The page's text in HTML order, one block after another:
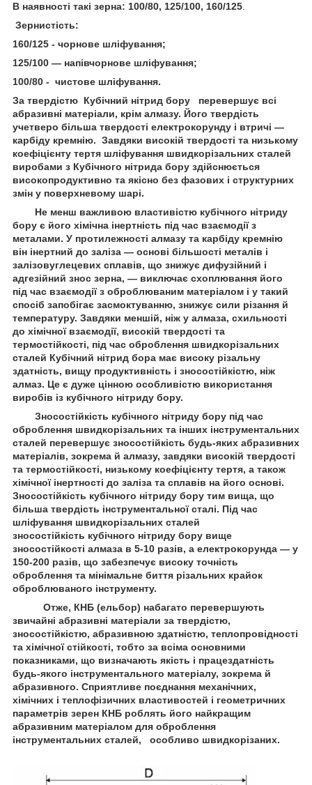
В наявності такі зерна: 100/80, 125/100, 160/125.
Зернистість:
160/125 - чорнове шліфування;
125/100 — напівчорнове шліфування;
100/80 - чистове шліфування.
За твердістю Кубічний нітрид бору перевершує всі
абразивні матеріали, крім алмазу. Його твердість
учетверо більша твердості електрокорунду і втричі —
карбіду кремнію. Завдяки високій твердості та низькому
коефіцієнту тертя шліфування швидкорізальних сталей
виробами з Кубічного нітрида бору здійснюється
високопродуктивно та якісно без фазових і структурних
змін у поверхневому шарі.
Не менш важливою властивістю кубічного нітриду
бору є його хімічна інертність під час взаємодії з
металами. У протилежності алмазу та карбіду кремнію
він інертний до заліза — основі більшості металів і
залізовуглецевих сплавів, що знижує дифузійний і
адгезійний знос зерна, — виключає схоплювання його
під час взаємодії з оброблюваним матеріалом і у такий
спосіб запобігає засмоктуванню, знижує сили різання й
температуру. Завдяки меншій, ніж у алмаза, схильності
до хімічної взаємодії, високій твердості та
термостійкості, під час оброблення швидкорізальних
сталей Кубічний нітрид бора має високу різальну
здатність, вищу продуктивність і зносостійкістю, ніж
алмаз. Це є дуже цінною особливістю використання
виробів із кубічного нітриду бору.
Зносостійкість кубічного нітриду бору під час
оброблення швидкорізальних та інших інструментальних
сталей перевершує зносостійкість будь-яких абразивних
матеріалів, зокрема й алмазу, завдяки високій твердості
та термостійкості, низькому коефіцієнту тертя, а також
хімічної інертності до заліза та сплавів на його основі.
Зносостійкість кубічного нітриду бору тим вища, що
більша твердість інструментальної сталі. Під час
шліфування швидкорізальних сталей
зносостійкість кубічного нітриду бору вище
зносостійкості алмаза в 5-10 разів, а електрокорунда — у
150-200 разів, що забезпечує високу точність
оброблення та мінімальне биття різальних крайок
оброблюваного інструменту.
Отже, КНБ (ельбор) набагато перевершують
звичайні абразивні матеріали за твердістю,
зносостійкістю, абразивною здатністю, теплопровідності
та хімічної стійкості, тобто за всіма основними
показниками, що визначають якість і працездатність
будь-якого інструментального матеріалу, зокрема й
абразивного. Сприятливе поєднання механічних,
хімічних і теплофізичних властивостей і геометричних
параметрів зерен КНБ роблять його найкращим
абразивним матеріалом для оброблення
інструментальних сталей, особливо швидкорізаних.